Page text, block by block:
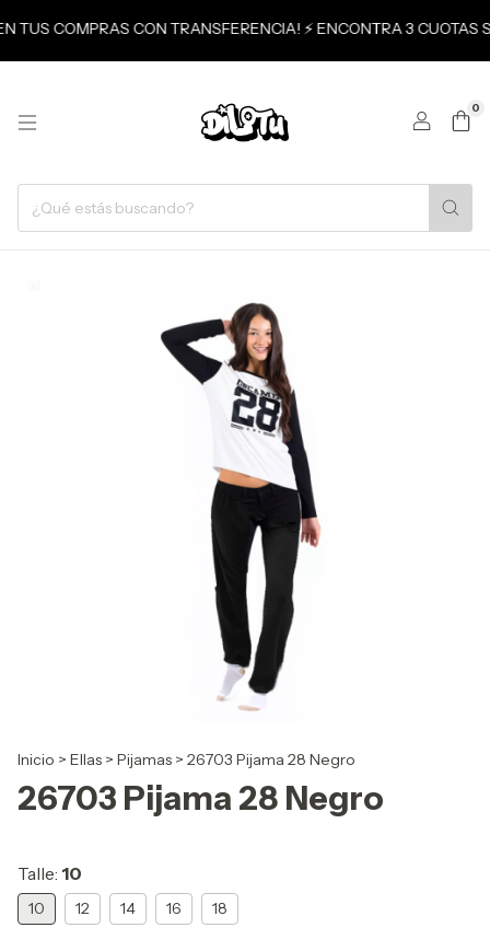
TUS COMPRAS CON TRANSFERENCIA! ⚡ ENCONTRA 3 CUOTAS
0
Inicio > Ellas > Pijamas > 26703 Pijama 28 Negro
26703 Pijama 28 Negro
Talle: 10
10 12 14 16 18